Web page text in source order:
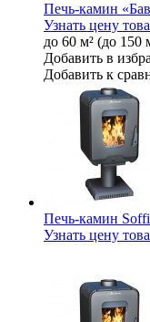
Печь-камин
Узнать цену
до 60 м² (до 150
Добавить в
Добавить к
Печь-камин
Узнать цену